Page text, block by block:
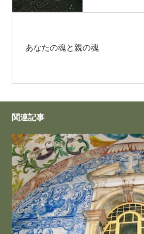
あなたの魂と親の魂
関連記事